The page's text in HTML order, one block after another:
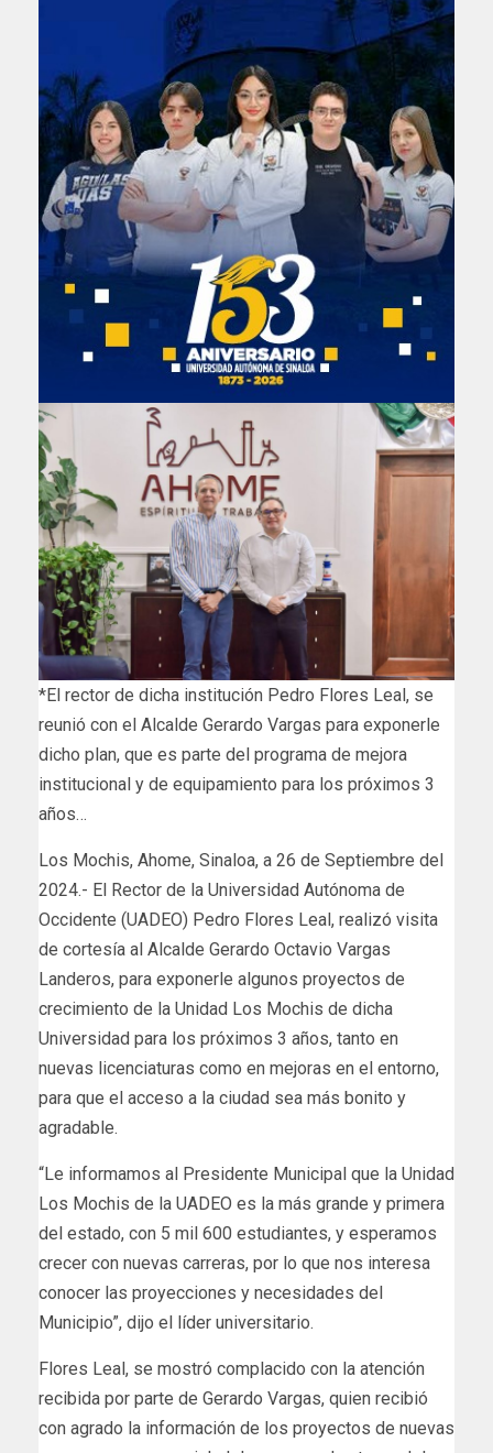
*El rector de dicha institución Pedro Flores Leal, se
reunió con el Alcalde Gerardo Vargas para exponerle
dicho plan, que es parte del programa de mejora
institucional y de equipamiento para los próximos 3
años…
Los Mochis, Ahome, Sinaloa, a 26 de Septiembre del
2024.- El Rector de la Universidad Autónoma de
Occidente (UADEO) Pedro Flores Leal, realizó visita
de cortesía al Alcalde Gerardo Octavio Vargas
Landeros, para exponerle algunos proyectos de
crecimiento de la Unidad Los Mochis de dicha
Universidad para los próximos 3 años, tanto en
nuevas licenciaturas como en mejoras en el entorno,
para que el acceso a la ciudad sea más bonito y
agradable.
“Le informamos al Presidente Municipal que la Unidad
Los Mochis de la UADEO es la más grande y primera
del estado, con 5 mil 600 estudiantes, y esperamos
crecer con nuevas carreras, por lo que nos interesa
conocer las proyecciones y necesidades del
Municipio”, dijo el líder universitario.
Flores Leal, se mostró complacido con la atención
recibida por parte de Gerardo Vargas, quien recibió
con agrado la información de los proyectos de nuevas